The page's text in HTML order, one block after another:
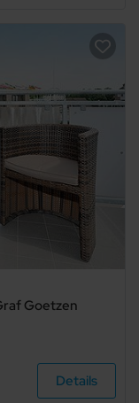
Goetzen
Details